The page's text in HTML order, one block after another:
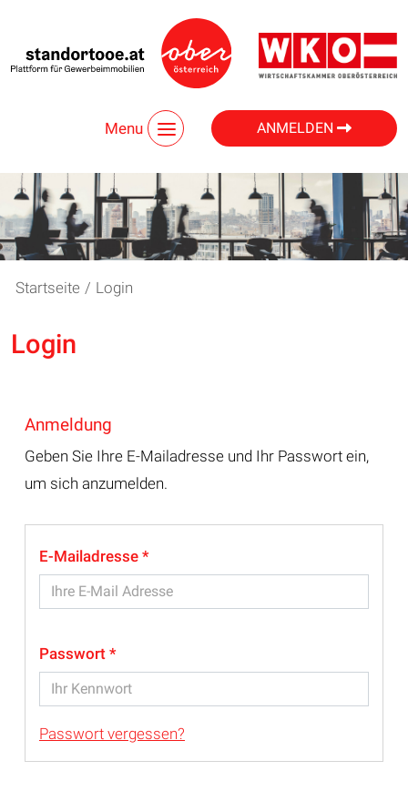
Menu ANMELDEN
Startseite / Login
Login
Anmeldung
Geben Sie Ihre E-Mailadresse und Ihr Passwort ein,
um sich anzumelden.
E-Mailadresse
Passwort
Passwort vergessen?